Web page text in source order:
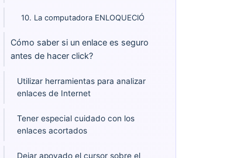
Cómo saber si un enlace es seguro
antes de hacer click?
enlaces de Internet
enlaces acortados